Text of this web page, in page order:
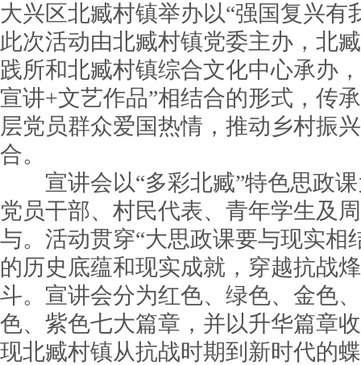
大兴区北臧村镇举办以“强国复兴有
此次活动由北臧村镇党委主办，北
践所和北臧村镇综合文化中心承办
宣讲+文艺作品”相结合的形式，传
层党员群众爱国热情，推动乡村振
合。
宣讲会以“多彩北臧”特色思政课
党员干部、村民代表、青年学生及
与。活动贯穿“大思政课要与现实相
的历史底蕴和现实成就，穿越抗战
斗。宣讲会分为红色、绿色、金色
色、紫色七大篇章，并以升华篇章
现北臧村镇从抗战时期到新时代的